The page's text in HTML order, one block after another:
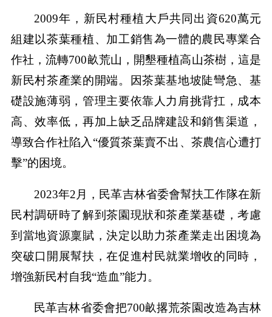
2009年，新民村種植大戶共同出資620萬元
組建以茶葉種植、加工銷售為一體的農民專業合
作社，流轉700畝荒山，開墾種植高山茶樹，這是
新民村茶產業的開端。因茶葉基地坡陡彎急、基
礎設施薄弱，管理主要依靠人力肩挑背扛，成本
高、效率低，再加上缺乏品牌建設和銷售渠道，
導致合作社陷入“優質茶葉賣不出、茶農信心遭打
擊”的困境。
2023年2月，民革吉林省委會幫扶工作隊在新
民村調研時了解到茶園現狀和茶產業基礎，考慮
到當地資源稟賦，決定以助力茶產業走出困境為
突破口開展幫扶，在促進村民就業增收的同時，
增強新民村自我“造血”能力。
民革吉林省委會把700畝撂荒茶園改造為吉林